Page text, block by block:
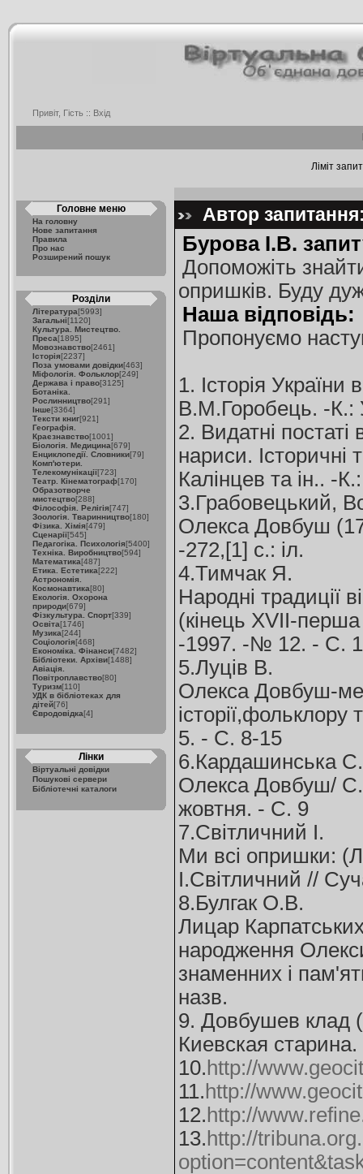
Привіт, Гість :: Вхід
Ліміт
Головне меню
На головну
Нове запитання
Правила
Про нас
Розширений пошук
Розділи
Література[5993]
Загальні[1120]
Культура. Мистецтво.
Преса[1895]
Мовознавство[2461]
Історія[2237]
Поза умовами довідки[463]
Міфологія. Фольклор[249]
Держава і право[3125]
Ботаніка.
Рослинництво[291]
Інше[3364]
Тексти книг[921]
Географія.
Краєзнавство[1001]
Біологія. Медицина[679]
Енциклопедії. Словники[79]
Комп'ютери.
Телекомунікації[723]
Театр. Кінематограф[170]
Образотворче
мистецтво[288]
Філософія. Релігія[747]
Зоологія. Тваринництво[180]
Фізика. Хімія[479]
Сценарії[545]
Педагогіка. Психологія[5400]
Техніка. Виробництво[594]
Математика[487]
Етика. Естетика[222]
Астрономія.
Космонавтика[80]
Екологія. Охорона
природи[679]
Фізкультура. Спорт[339]
Освіта[1746]
Музика[244]
Соціологія[468]
Економіка. Фінанси[7482]
Бібліотеки. Архіви[1488]
Авіація.
Повітроплавство[80]
Туризм[110]
УДК в бібліотеках для
дітей[76]
Євродовідка[4]
Лінки
Віртуальні довідки
Пошукові сервери
Бібліотечні каталоги
Автор
Бурова І.В.
Допоможіть
опришків. Буду
Наша відповідь:
Пропонуємо
1. Історія
В.М.Горобець. -К.:
2. Видатні постаті
нариси.
Калінцев та ін.. -
3.Грабовецький,
Олекса Довбуш
-272,[1] с.: іл.
4.Тимчак Я.
Народні традиції
(кінець XVII-
-1997. -№ 12. - С.
5.Луців В.
Олекса Довбуш-
5. - С. 8-15
6.Кардашинська С.
Олекса Довбуш/
жовтня. - С. 9
7.Світличний І.
Ми всі опришки:
І.Світличний //
8.Булгак О.В.
Лицар
народження
знаменних і
назв.
9. Довбушев клад
Киевская
10. http://
11. http://
12. http://
13. http://